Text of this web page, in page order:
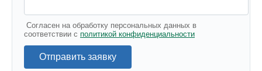
Согласен на обработку персональных данных в
соответствии с политикой конфиденциальности
Отправить заявку